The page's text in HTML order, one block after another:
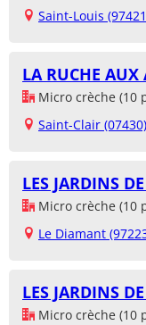
Saint-Louis
LA RUCHE AUX
Micro crèche (10
Saint-Clair (07430)
LES JARDINS
Micro crèche (10
Le Diamant
LES JARDINS
Micro crèche (10